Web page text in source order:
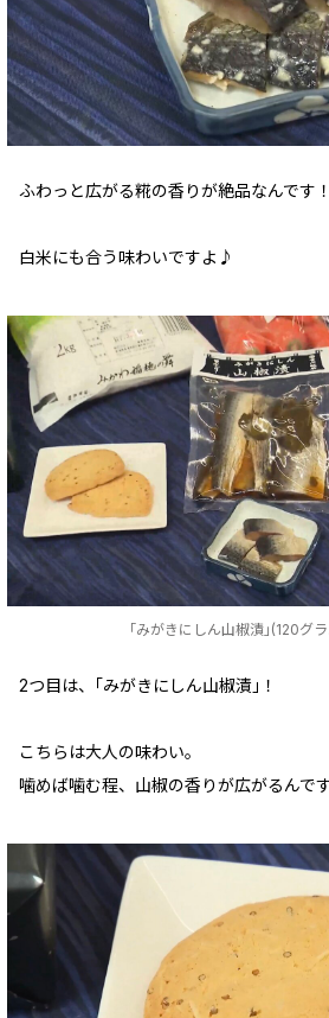
ふわっと広がる糀の香りが絶品なんです！
白米にも合う味わいですよ♪
｢みがきにしん山椒漬｣(120グ
2つ目は、｢みがきにしん山椒漬｣！
こちらは大人の味わい。
噛めば噛む程、山椒の香りが広がるんで